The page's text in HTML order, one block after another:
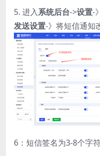
5. 进入系统后台->设置-》
发送设置-》将短信通知
6：短信签名为3-8个字